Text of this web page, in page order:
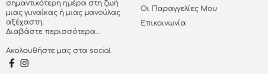
σημαντικότερη ημέρα στη ζωή
μιας γυναίκας ή μιας μανούλας
αξέχαστη.
Διαβάστε περισσότερα...
Ακολουθήστε μας στα social
Οι Παραγγελίες Μου
Επικοινωνία